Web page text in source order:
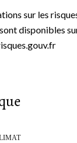
sur les
disponibles